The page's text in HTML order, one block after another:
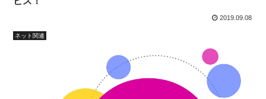
2019.09.08
ネット関連